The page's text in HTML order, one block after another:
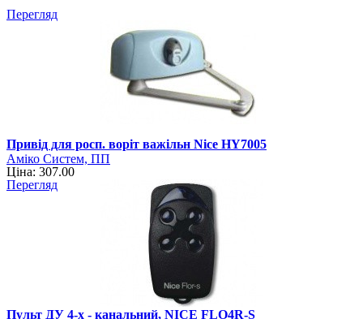
Перегляд
Привід для росп. воріт важільн Nice HY7005
Аміко Систем, ПП
Ціна: 307.00
Перегляд
Пульт ДУ 4-x - канальний, NICE FLO4R-S